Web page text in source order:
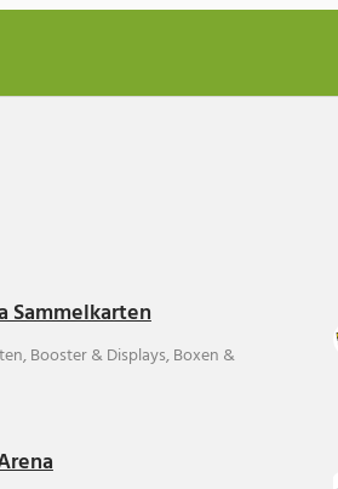
Sammelkarten
Booster & Displays, Boxen &